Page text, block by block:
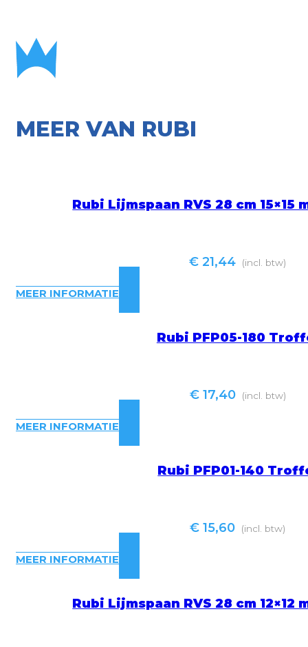
MEER VAN RUBI
Rubi Lijmspaan RVS 28 cm 15×15
€ 21,44 (incl. btw)
MEER INFORMATIE
Rubi PFP05-180
€17,40 (incl. btw)
MEER INFORMATIE
Rubi PFP01-140
€ 15,60 (incl. btw)
MEER INFORMATIE
Rubi Lijmspaan RVS 28 cm 12×12